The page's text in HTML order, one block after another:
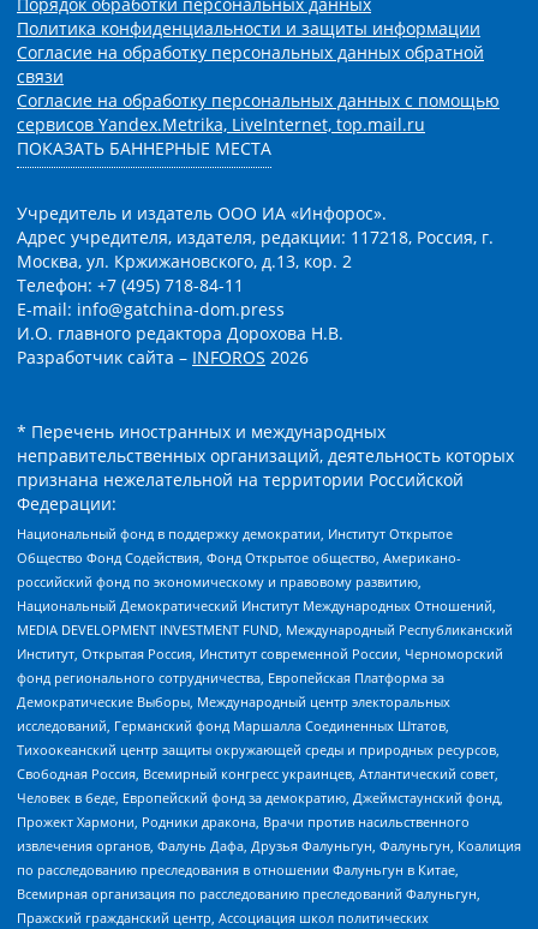
Порядок обработки персональных данных
Политика конфиденциальности и защиты информации
Согласие на обработку персональных данных обратной
связи
Согласие на обработку персональных данных с помощью
сервисов Yandex.Metrika, LiveInternet, top.mail.ru
ПОКАЗАТЬ БАННЕРНЫЕ МЕСТА
Учредитель и издатель ООО ИА «Инфорос».
Адрес учредителя, издателя, редакции: 117218, Россия, г.
Москва, ул. Кржижановского, д.13, кор. 2
Телефон: +7 (495) 718-84-11
E-mail: info@gatchina-dom.press
И.О. главного редактора Дорохова Н.В.
Разработчик сайта – INFOROS 2026
* Перечень иностранных и международных
неправительственных организаций, деятельность которых
признана нежелательной на территории Российской
Федерации:
Национальный фонд в поддержку демократии, Институт Открытое
Общество Фонд Содействия, Фонд Открытое общество, Американо-
российский фонд по экономическому и правовому развитию,
Национальный Демократический Институт Международных Отношений,
MEDIA DEVELOPMENT INVESTMENT FUND, Международный Республиканский
Институт, Открытая Россия, Институт современной России, Черноморский
фонд регионального сотрудничества, Европейская Платформа за
Демократические Выборы, Международный центр электоральных
исследований, Германский фонд Маршалла Соединенных Штатов,
Тихоокеанский центр защиты окружающей среды и природных ресурсов,
Свободная Россия, Всемирный конгресс украинцев, Атлантический совет,
Человек в беде, Европейский фонд за демократию, Джеймстаунский фонд,
Прожект Хармони, Родники дракона, Врачи против насильственного
извлечения органов, Фалунь Дафа, Друзья Фалуньгун, Фалуньгун, Коалиция
по расследованию преследования в отношении Фалуньгун в Китае,
Всемирная организация по расследованию преследований Фалуньгун,
Пражский гражданский центр, Ассоциация школ политических